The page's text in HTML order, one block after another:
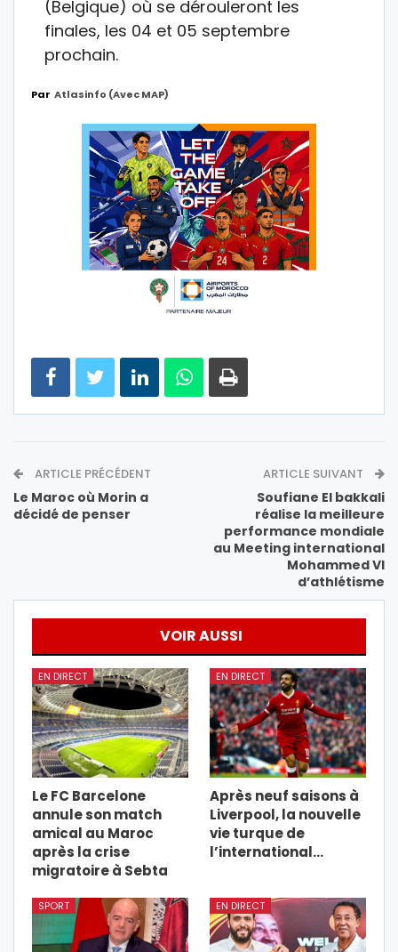
(Belgique) où se dérouleront les
finales, les 04 et 05 septembre
prochain.
Par Atlasinfo (avec MAP)
ARTICLE PRÉCÉDENT
Le Maroc où Morin a
décidé de penser
ARTICLE SUIVANT
Soufiane El bakkali
réalise la meilleure
performance mondiale
au Meeting international
Mohammed VI
d’athlétisme
VOIR AUSSI
EN DIRECT
Le FC Barcelone
annule son match
amical au Maroc
après la crise
migratoire à Sebta
EN DIRECT
Après neuf saisons à
Liverpool, la nouvelle
vie turque de
l’international…
SPORT EN DIRECT